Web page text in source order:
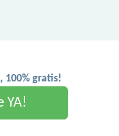
100% gratis!
YA!